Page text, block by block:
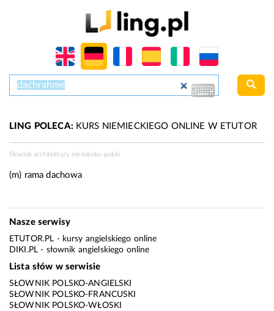
LING POLECA:KURS NIEMIECKIEGO ONLINE W ETUTOR
Słownik architektury niemiecko-polski
(m) rama dachowa
Nasze serwisy
ETUTOR.PL - kursy angielskiego online
DIKI.PL - słownik angielskiego online
Lista słów w serwisie
SŁOWNIK POLSKO-ANGIELSKI
SŁOWNIK POLSKO-FRANCUSKI
SŁOWNIK POLSKO-WŁOSKI